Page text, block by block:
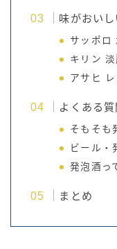
味がおい
サッポロ
キリン 淡
アサヒ レ
よくある質
そもそも
ビール・
発泡酒っ
まとめ